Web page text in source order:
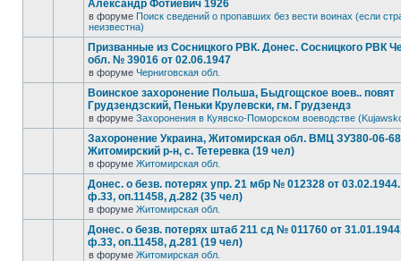
Александр Фотиевич 1926
в форуме Поиск сведений о пропавших без вести воинах (если
неизвестна)
Призванные из Сосницкого РВК. Донес. Сосницкого РВК
обл. № 39016 от 02.06.1947
в форуме Черниговская обл.
Воинское захоронение Польша, Быдгощское воев.. повят
Грудзендзский, Пеньки Крулевски, гм. Грудзендз
в форуме Захоронения в Куявско-Поморском воеводстве
Захоронение Украина, Житомирская обл. ВМЦ ЗУ380-06-
Житомирский р-н, с. Тетеревка (19 чел)
в форуме Житомирская обл.
Донес. о безв. потерях упр. 21 мбр № 012328 от
ф.33, оп.11458, д.282 (35 чел)
в форуме Житомирская обл.
Донес. о безв. потерях штаб 211 сд № 011760 от
ф.33, оп.11458, д.281 (19 чел)
в форуме Житомирская обл.